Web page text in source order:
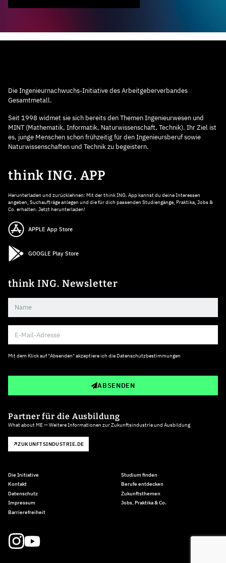
Die Ingenieurnachwuchs-Initiative des Arbeitgeberverbandes
Gesamtmetall.
Seit 1998 widmet sie sich bereits den Themen Ingenieurwesen und
MINT (Mathematik, Informatik, Naturwissenschaft, Technik). Ihr Ziel ist
es, junge Menschen schon frühzeitig für den Ingenieursberuf sowie
Naturwissenschaften und Technik zu begeistern.
think ING. APP
Herunterladen und zurücklehnen: Mit der think ING. App kannst du deine Interessen
angeben, Suchaufträge anlegen und die für dich passenden Studiengänge, Praktika, Jobs &
Co. erhalten. Jetzt herunterladen!
APPLE App Store
GOOGLE Play Store
think ING. Newsletter
Mit dem Klick auf "Absenden" akzeptiere ich die Datenschutzbestimmungen
ABSENDEN
Partner für die Ausbildung
What about ME — Weitere Informationen zur Zukunftsindustrie und Ausbildung
ZUKUNFTSINDUSTRIE.DE
Die Initiative
Kontakt
Datenschutz
Impressum
Barrierefreiheit
Studium finden
Berufe entdecken
Zukunftsthemen
Jobs, Praktika & Co.